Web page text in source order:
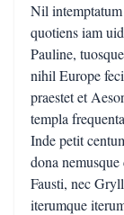
Nil
quotiens iam
Pauline,
nihil Europe
praestet et
templa
Inde petit
dona
Fausti, nec
iterumque